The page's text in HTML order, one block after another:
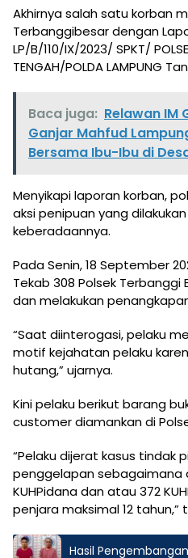
Akhirnya salah satu korban
Terbanggibesar dengan
LP/B/110/IX/2023/ SPKT/
TENGAH/POLDA LAMPUNG
Baca juga: Relawan IM
Ganjar Mahfud
Bersama Ibu-Ibu di
Menyikapi laporan korban,
aksi penipuan yang
keberadaannya.
Pada Senin, 18 September
Tekab 308 Polsek
dan melakukan
“Saat diinterogasi, pelaku
motif kejahatan pelaku
hutang,” ujarnya.
Kini pelaku berikut barang
customer diamankan di
“Pelaku dijerat kasus tindak
penggelapan sebagaimana
KUHPidana dan atau 372
penjara maksimal 12 tahun,”
Hasil